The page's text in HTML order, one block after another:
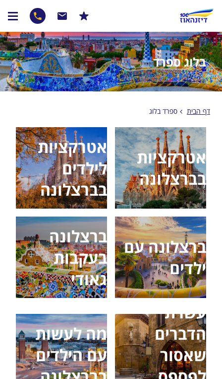
בלוג ספרד
דף הבית ספרד בלוג
אטרקציות
בברצלונה
אטרקציות
לילדים
בברצלונה
ברצלונה עם
ילדים
ברצלונה
בעקבות
גאודי
עשרת
הדברים
שאסור
מה לעשות
עם הילדים